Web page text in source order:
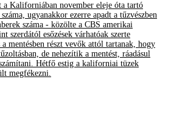
a Kaliforniában november eleje óta tartó
ugyanakkor ezerre apadt a tűzvészben
száma - közölte a CBS amerikai
szerdától esőzések várhatóak szerte
mentésben részt vevők attól tartanak, hogy
de nehezítik a mentést, ráadásul
Hétfő estig a kaliforniai tüzek
megfékezni.